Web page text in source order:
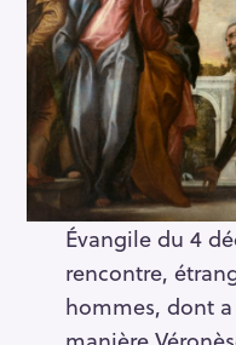
Évangile du 4
rencontre,
hommes, dont